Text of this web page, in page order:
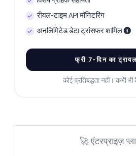
रीयल-टाइम API मॉनिटरिंग
अनलिमिटेड डेटा ट्रांसफर शामिल
फ्री 7-दिन का
कोई प्रतिबद्धता नहीं। कभी
🚀 एंटरप्राइज़
Zyla AI द्वारा उत्तरित